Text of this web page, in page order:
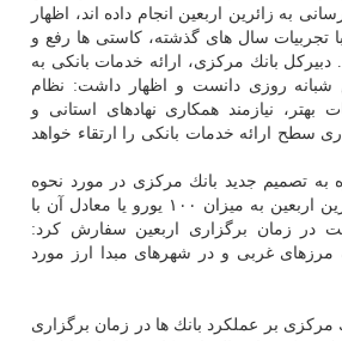
به زائرین اربعین انجام داده اند، اظهار
تجربیات سال های گذشته، كاستی ها رفع و
دبیركل بانك مركزی، ارائه خدمات بانكی به
شبانه روزی دانست و اظهار داشت: نظام
بهتر، نیازمند همكاری نهادهای استانی و
سطح ارائه خدمات بانكی را ارتقاء خواهد
به تصمیم جدید بانك مركزی در مورد نحوه
مورد نیاز زائرین اربعین به میزان ۱۰۰ یورو یا معادل آن با
در زمان برگزاری اربعین سفارش كرد:
مرزهای غربی و در شهرهای مبدا ارز مورد
بر عملكرد بانك ها در زمان برگزاری